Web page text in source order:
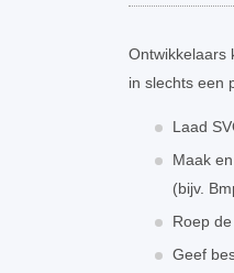
Ontwikkelaars
in slechts een
Laad
Maak
(bijv.
Roep
Geef